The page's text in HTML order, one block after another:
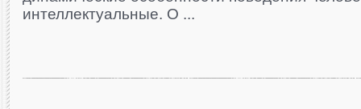
интеллектуальные. О ...